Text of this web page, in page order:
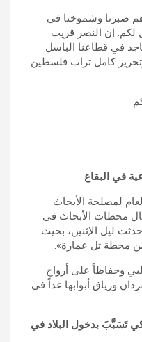
صبرنا وشموخنا في
لكم: إن النصر قريب
في قطاعنا الباسل
كامل تراب فلسطين
في البقاع
لمصلحة الأبحاث
محطات الأبحاث في
حدثت ليل الإثنين، بحيث
محطة تل عمارة».
وحفاظاً على أرواح
ورياق أبوابها غداً في
تَسَبَّبَ بدخول البلاد في